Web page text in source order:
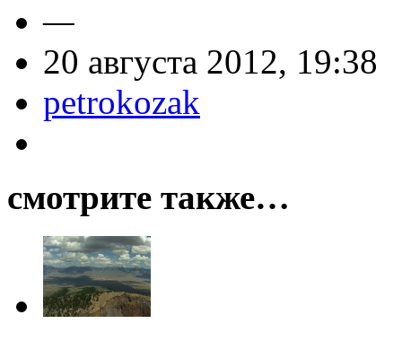
—
20 августа 2012, 19:38
petrokozak
смотрите также…